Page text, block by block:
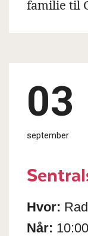
familie til
03
september
Hvor:
Når: 10:00